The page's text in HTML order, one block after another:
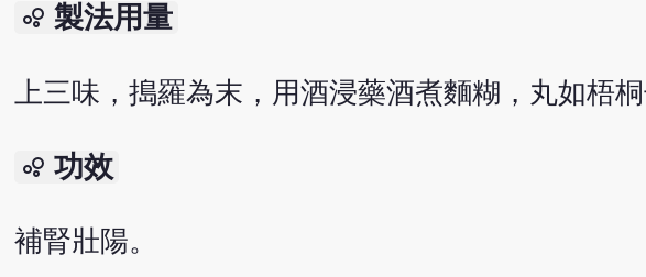
bubble_chart 製法用量
上三味，搗羅為末，用酒浸藥酒煮麵糊，丸如梧
bubble_chart 功效
補腎壯陽。